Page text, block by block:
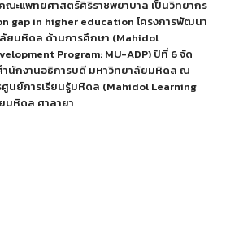
ะแพทยศาสตร์ศิริราชพยาบาล เป็นวิทยากร
gap in higher education โครงการพัฒนา
ยมหิดล ด้านการศึกษา (Mahidol
Program: MU-ADP) ปีที่ 6 จัด
ำนักงานอธิการบดี มหาวิทยาลัยมหิดล ณ
ศูนย์การเรียนรู้มหิดล (Mahidol Learning
มหิดล ศาลายา